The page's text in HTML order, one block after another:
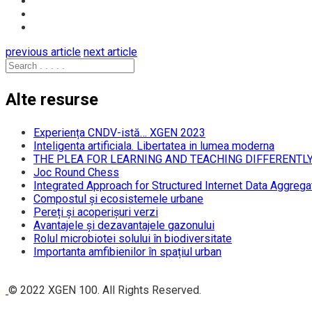
previous article next article
Alte resurse
Experiența CNDV-istă… XGEN 2023
Inteligenta artificiala. Libertatea in lumea moderna
THE PLEA FOR LEARNING AND TEACHING
Joc Round Chess
Integrated Approach for Structured Internet Data
Compostul și ecosistemele urbane
Pereți și acoperișuri verzi
Avantajele și dezavantajele gazonului
Rolul microbiotei solului în biodiversitate
Importanta amfibienilor în spațiul urban
© 2022 XGEN 100. All Rights Reserved.